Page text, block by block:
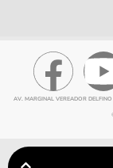
AV. MARGINAL VEREADOR